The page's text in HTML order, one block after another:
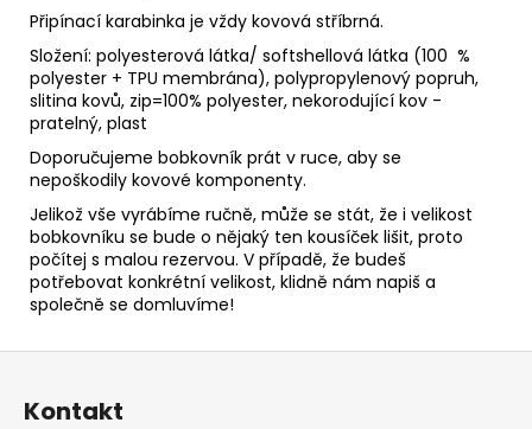
Připínací karabinka je vždy kovová stříbrná.
Složení: polyesterová látka/ softshellová látka (100 %
polyester + TPU membrána), polypropylenový popruh,
slitina kovů, zip=100% polyester, nekorodující kov -
pratelný, plast
Doporučujeme bobkovník prát v ruce, aby se
nepoškodily kovové komponenty.
Jelikož vše vyrábíme ručně, může se stát, že i velikost
bobkovníku se bude o nějaký ten kousíček lišit, proto
počítej s malou rezervou. V případě, že budeš
potřebovat konkrétní velikost, klidně nám napiš a
společně se domluvíme!
Z
Kontakt